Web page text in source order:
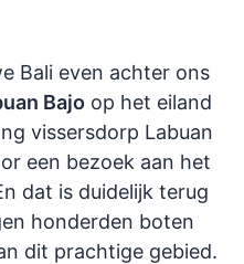
Bali even achter ons
Bajo op het eiland
vissersdorp Labuan
een bezoek aan het
dat is duidelijk terug
honderden boten
dit prachtige gebied.